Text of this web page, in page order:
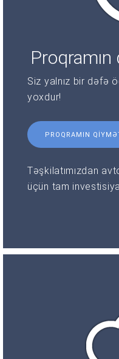
Siz yalnız bir dəfə
yoxdur!
PROQRAMIN
Təşkilatımızdan
üçün tam